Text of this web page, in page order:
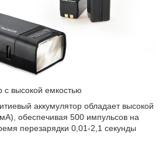
с высокой емкостью
аккумулятор обладает высокой
обеспечивая 500 импульсов на
перезарядки 0,01-2,1 секунды